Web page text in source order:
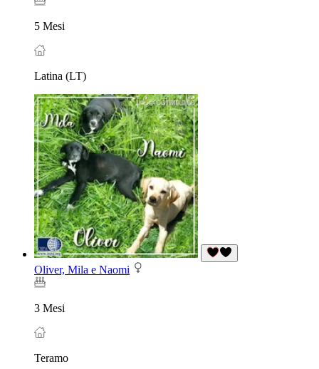
5 Mesi
Latina (LT)
Oliver, Mila e Naomi
3 Mesi
Teramo